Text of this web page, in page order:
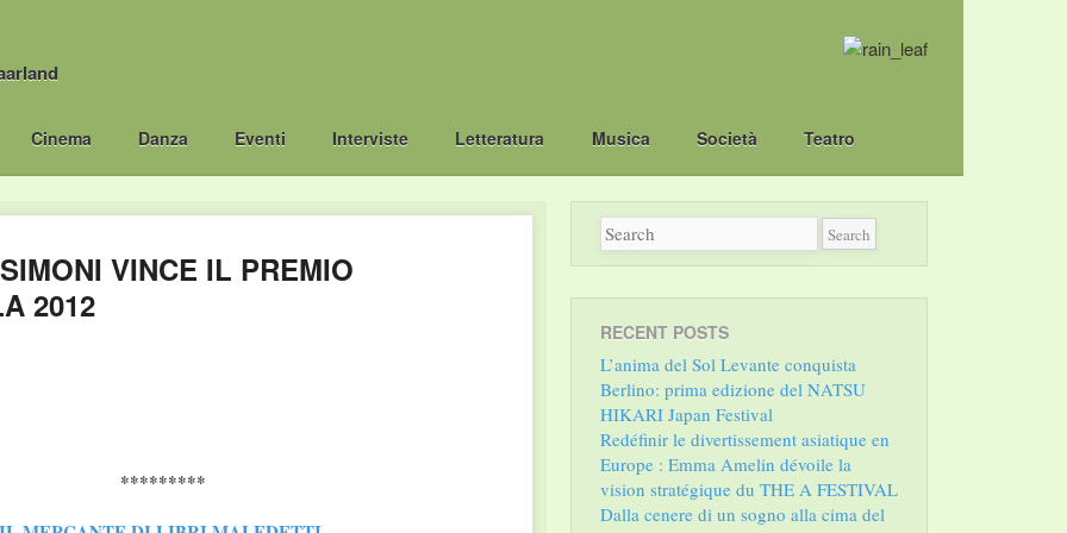
Cinema Danza Eventi Interviste Letteratura Musica Società Teatro
VINCE IL PREMIO
2012
*********
RECENT POSTS
L’anima del Sol Levante conquista
Berlino: prima edizione del NATSU
HIKARI Japan Festival
Redéfinir le divertissement asiatique en
Europe : Emma Amelin dévoile la
vision stratégique du THE A FESTIVAL
Dalla cenere di un sogno alla cima del